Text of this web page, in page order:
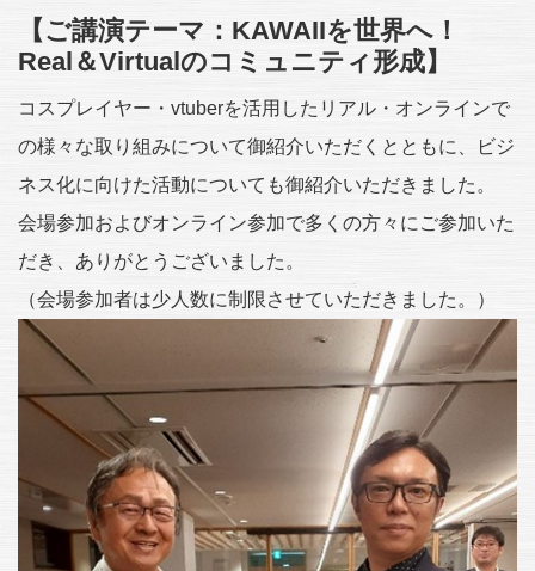
【ご講演テーマ：KAWAIIを世界へ！
Real＆Virtualのコミュニティ形成】
コスプレイヤー・vtuberを活用したリアル・オンラインで
の様々な取り組みについて御紹介いただくとともに、ビジ
ネス化に向けた活動についても御紹介いただきました。
会場参加およびオンライン参加で多くの方々にご参加いた
だき、ありがとうございました。
（会場参加者は少人数に制限させていただきました。）